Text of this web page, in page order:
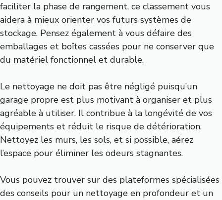
faciliter la phase de rangement, ce classement vous
aidera à mieux orienter vos futurs systèmes de
stockage. Pensez également à vous défaire des
emballages et boîtes cassées pour ne conserver que
du matériel fonctionnel et durable.
Le nettoyage ne doit pas être négligé puisqu’un
garage propre est plus motivant à organiser et plus
agréable à utiliser. Il contribue à la longévité de vos
équipements et réduit le risque de détérioration.
Nettoyez les murs, les sols, et si possible, aérez
l’espace pour éliminer les odeurs stagnantes.
Vous pouvez trouver sur des plateformes spécialisées
des conseils pour un nettoyage en profondeur et un